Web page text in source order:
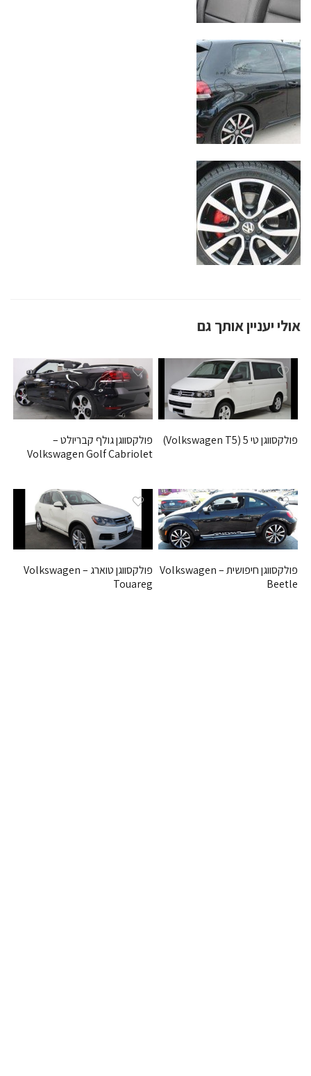
אולי יעניין אותך גם
פולקסווגן טי 5 (Volkswagen T5)
פולקסווגן גולף קבריולט –
Volkswagen Golf Cabriolet
פולקסווגן חיפושית – Volkswagen
Beetle
פולקסווגן טוארג – Volkswagen
Touareg